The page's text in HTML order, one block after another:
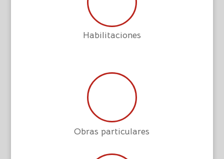
Habilitaciones
Obras particulares